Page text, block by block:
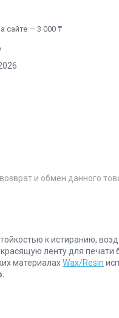
сайте — 3 000 ₸
и обмен данного
к истиранию,
ленту для
материалахWax/Resin